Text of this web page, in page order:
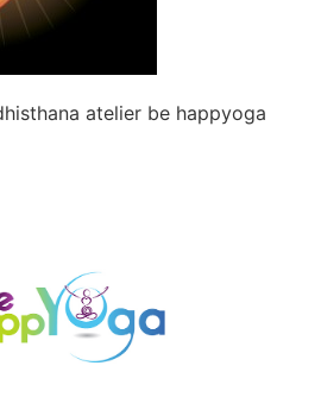
atelier be happyoga